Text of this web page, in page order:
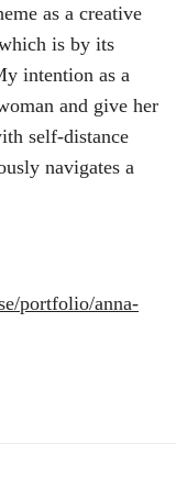
as a creative
is by its
intention as a
and give her
self-distance
navigates a
portfolio/anna-